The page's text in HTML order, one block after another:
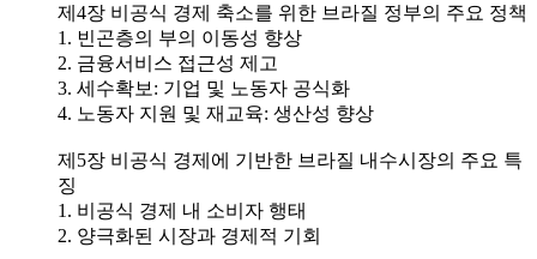
제4장 비공식 경제 축소를 위한 브라질 정부의 주요 정책
1. 빈곤층의 부의 이동성 향상
2. 금융서비스 접근성 제고
3. 세수확보: 기업 및 노동자 공식화
4. 노동자 지원 및 재교육: 생산성 향상
제5장 비공식 경제에 기반한 브라질 내수시장의 주요 특
징
1. 비공식 경제 내 소비자 행태
2. 양극화된 시장과 경제적 기회